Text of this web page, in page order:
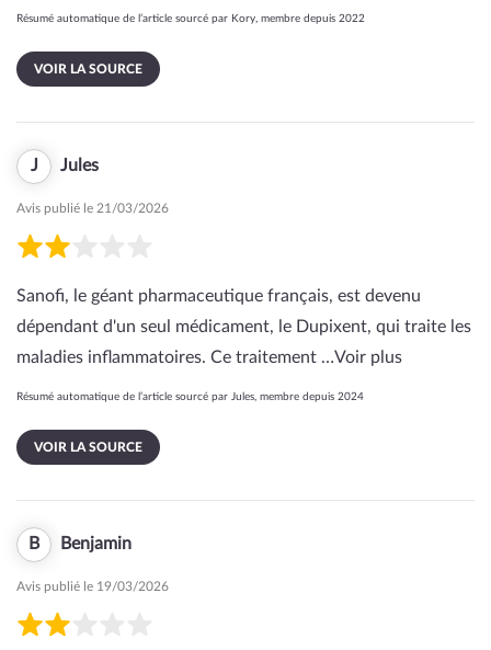
Résumé automatique de l’article sourcé par Kory, membre depuis 2022
VOIR LA SOURCE
J Jules
Avis publié le 21/03/2026
Sanofi, le géant pharmaceutique français, est devenu
dépendant d'un seul médicament, le Dupixent, qui traite les
maladies inflammatoires. Ce traitement …Voir plus
Résumé automatique de l’article sourcé par Jules, membre depuis 2024
VOIR LA SOURCE
B Benjamin
Avis publié le 19/03/2026